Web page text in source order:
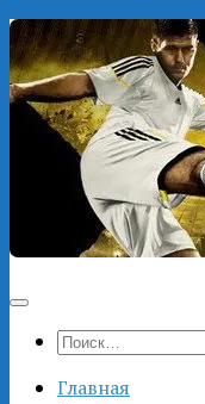
Перейти
к
содержимому
Найти:
Главная